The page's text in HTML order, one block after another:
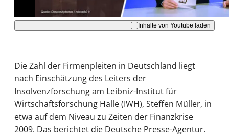
Inhalte von Youtube laden
Die Zahl der Firmenpleiten in Deutschland liegt
nach Einschätzung des Leiters der
Insolvenzforschung am Leibniz-Institut für
Wirtschaftsforschung Halle (IWH), Steffen Müller, in
etwa auf dem Niveau zu Zeiten der Finanzkrise
2009. Das berichtet die Deutsche Presse-Agentur.